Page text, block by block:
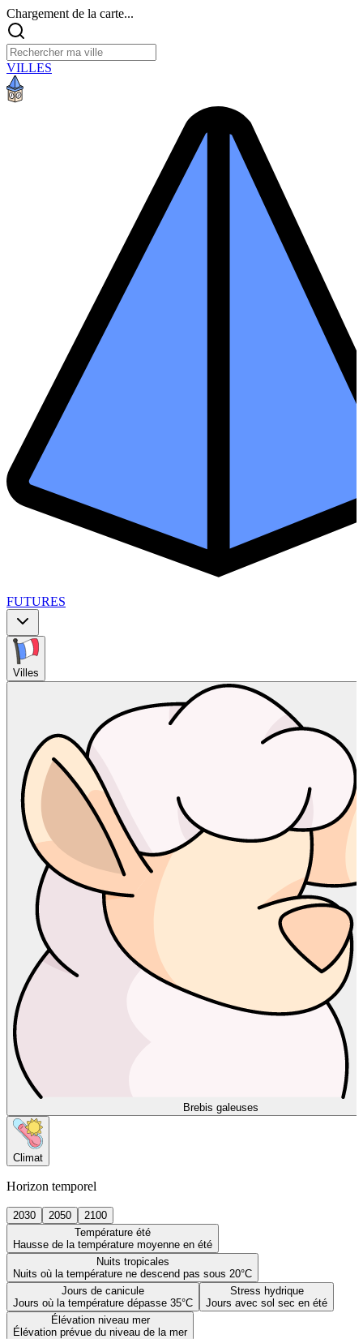
Chargement de la carte...
VILLES
FUTURES
Villes
Brebis galeuses
Climat
Horizon temporel
2030 2050
2100
Température été
Hausse de la température moyenne en été
Nuits tropicales
Nuits où la température ne descend pas sous 20°C
Jours de canicule
Jours où la température dépasse 35°C
Stress hydrique
Jours avec sol sec en été
Élévation niveau mer
Élévation prévue du niveau de la mer